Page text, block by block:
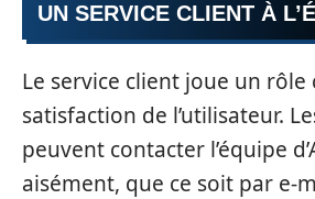
UN SERVICE CLIENT À
Le service client joue un rôle
satisfaction de l’utilisateur.
peuvent contacter l’équipe
aisément, que ce soit par e-